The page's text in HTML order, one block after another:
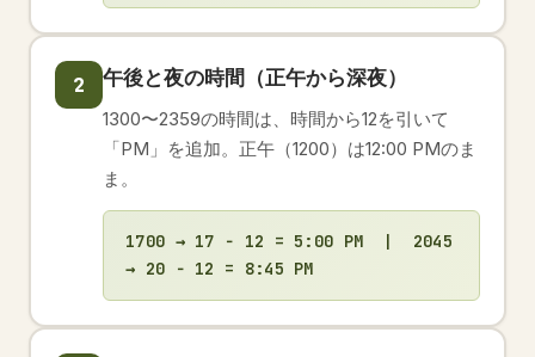
2 午後と夜の時間（正午から深夜）
1300〜2359の時間は、時間から12を引いて
「PM」を追加。正午（1200）は12:00 PMのま
ま。
1700 → 17 − 12 = 5:00 PM | 2045
→ 20 − 12 = 8:45 PM